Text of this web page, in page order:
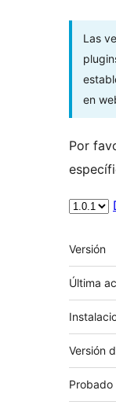
Las
en
Por
Meta
Versión
Última
Versión
Probado